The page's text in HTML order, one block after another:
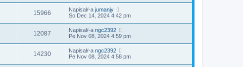
15966 Napisal/-a jumanjy
So Dec 14, 2024 4:42 pm
12087 Napisal/-a ngc2392
Pe Nov 08, 2024 4:59 pm
14230 Napisal/-a ngc2392
Pe Nov 08, 2024 4:58 pm